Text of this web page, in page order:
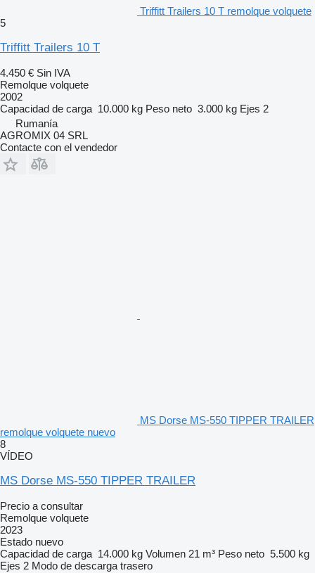
Triffitt Trailers 10 T remolque volquete
5
Triffitt Trailers 10 T
4.450 € Sin IVA
Remolque volquete
2002
Capacidad de carga 10.000 kg Peso neto 3.000 kg Ejes 2
Rumanía
AGROMIX 04 SRL
Contacte con el vendedor
MS Dorse MS-550 TIPPER TRAILER
remolque volquete nuevo
8
VÍDEO
MS Dorse MS-550 TIPPER TRAILER
Precio a consultar
Remolque volquete
2023
Estado nuevo
Capacidad de carga 14.000 kg Volumen 21 m³ Peso neto 5.500 kg
Ejes 2 Modo de descarga trasero